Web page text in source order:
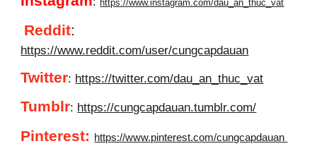
https://www.instagram.com/dau_an_thuc_vat
Reddit:
https://www.reddit.com/user/cungcapdauan
Twitter: https://twitter.com/dau_an_thuc_vat
Tumblr: https://cungcapdauan.tumblr.com/
Pinterest: https://www.pinterest.com/cungcapdauan